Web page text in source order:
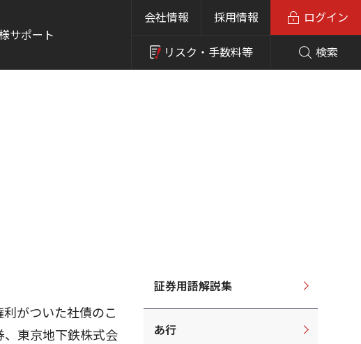
サポート
会社情報 採用情報
リスク・ 手数料等 検索
ログイン
がついた社債のこ
東京地下鉄株式会
証券用語解説集
あ行